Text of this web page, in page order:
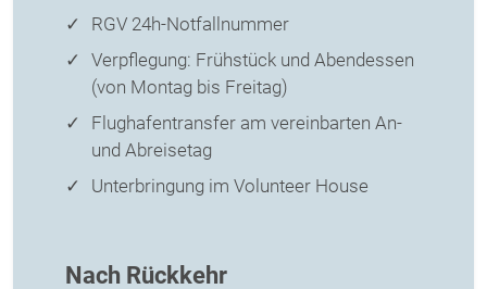
RGV 24h-Notfallnummer
Verpflegung: Frühstück und Abendessen
(von Montag bis Freitag)
Flughafentransfer am vereinbarten An-
und Abreisetag
Unterbringung im Volunteer House
Nach Rückkehr